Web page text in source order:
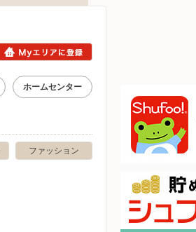
ホームセンター
ファッション